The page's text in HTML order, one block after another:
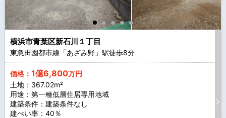
横浜市青葉区新石川１丁目
東急田園都市線「あざみ野」駅徒歩8分
価格： 1億6,800万円
土地：367.02m²
用途：第一種低層住居専用地域
建築条件： 建築条件なし
建ぺい率：40％